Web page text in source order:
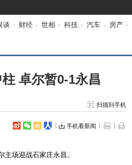
谈 - 财经 - 世相 - 科技 - 汽车 - 房产 -
卓尔暂0-1永昌
扫描到手机
手机看新闻
场迎战石家庄永昌。